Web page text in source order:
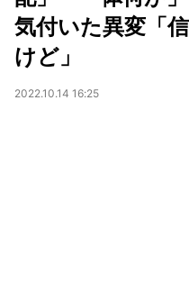
気付いた異変「
けど」
2022.10.14 16:25